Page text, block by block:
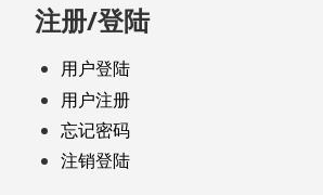
注册/登陆
用户登陆
用户注册
忘记密码
注销登陆